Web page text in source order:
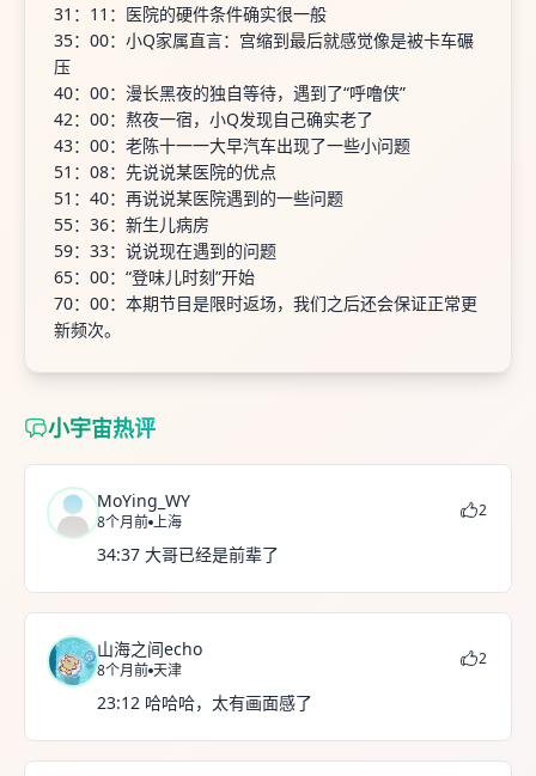
31：11：医院的硬件条件确实很一般
35：00：小Q家属直言：宫缩到最后就感觉像是被卡车碾
压
40：00：漫长黑夜的独自等待，遇到了“呼噜侠”
42：00：熬夜一宿，小Q发现自己确实老了
43：00：老陈十一一大早汽车出现了一些小问题
51：08：先说说某医院的优点
51：40：再说说某医院遇到的一些问题
55：36：新生儿病房
59：33：说说现在遇到的问题
65：00：“登味儿时刻”开始
70：00：本期节目是限时返场，我们之后还会保证正常更
新频次。
小宇宙热评
MoYing_WY
8个月前 上海
2
34:37 大哥已经是前辈了
山海之间echo
8个月前 天津
2
23:12 哈哈哈，太有画面感了